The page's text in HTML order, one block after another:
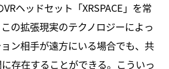
ヘッドセット「XRSPACE」を常
の拡張現実のテクノロジーによっ
ン相手が遠方にいる場合でも、共
存在することができる。こういっ